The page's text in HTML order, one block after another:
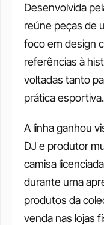
Desenvolvida
reúne peças de
foco em design
referências à
voltadas tanto
prática esportiva.
A linha ganhou
DJ e produtor
camisa
durante uma
produtos da
venda nas lojas